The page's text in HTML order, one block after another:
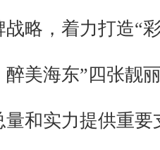
略，着力打造“
美海东”四张靓
量和实力提供重